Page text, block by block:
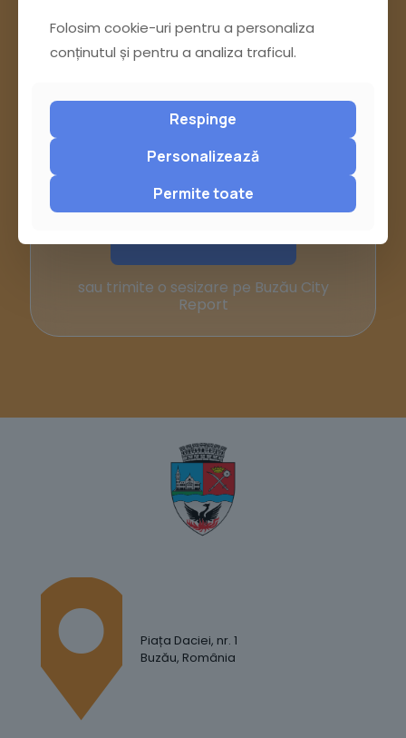
sau trimite o sesizare pe Buzău City
Report
Piața Daciei, nr. 1
Buzău, România
Folosim cookie-uri pentru a personaliza
conținutul și pentru a analiza traficul.
Respinge
Personalizează
Permite toate